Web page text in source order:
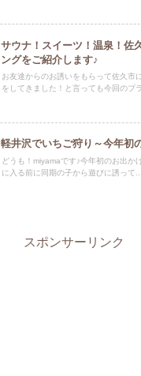
サウナ！スイーツ！温泉！佐
ングをご紹介します♪
お友達からのお誘いをもらって佐久市
をしてきました！と言っても今回のプ
軽井沢でいちご狩り～今年初
どうも！miyamaです♪今年初のお出か
に入る前に同期の子から遊びに誘って...
スポンサーリンク